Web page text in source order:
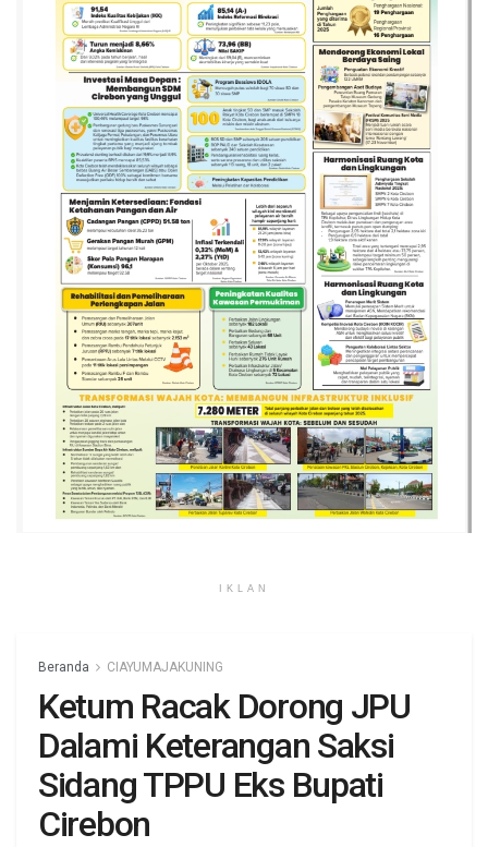
IKLAN
Beranda CIAYUMAJAKUNING
Ketum Racak Dorong JPU
Dalami Keterangan Saksi
Sidang TPPU Eks Bupati
Cirebon